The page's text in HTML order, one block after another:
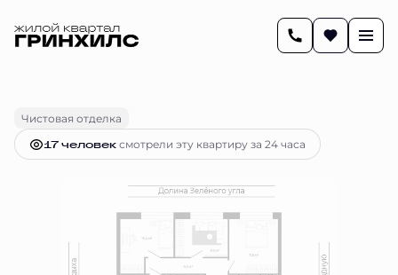
Чистовая отделка
17 человексмотрели эту квартиру за 24 часа